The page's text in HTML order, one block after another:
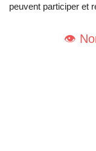
peuvent participer et
👁️